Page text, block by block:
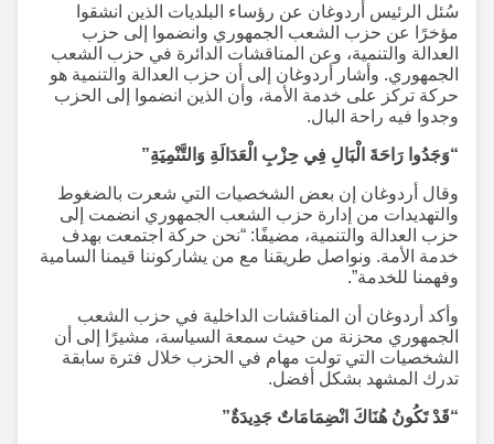
سُئل الرئيس أردوغان عن رؤساء البلديات الذين انشقوا
مؤخرًا عن حزب الشعب الجمهوري وانضموا إلى حزب
العدالة والتنمية، وعن المناقشات الدائرة في حزب الشعب
الجمهوري. وأشار أردوغان إلى أن حزب العدالة والتنمية هو
حركة تركز على خدمة الأمة، وأن الذين انضموا إلى الحزب
وجدوا فيه راحة البال.
“وَجَدُوا رَاحَةَ الْبَالِ فِي حِزْبِ الْعَدَالَةِ وَالتَّنْمِيَةِ”
وقال أردوغان إن بعض الشخصيات التي شعرت بالضغوط
والتهديدات من إدارة حزب الشعب الجمهوري انضمت إلى
حزب العدالة والتنمية، مضيفًا: “نحن حركة اجتمعت بهدف
خدمة الأمة. ونواصل طريقنا مع من يشاركوننا قيمنا السامية
وفهمنا للخدمة”.
وأكد أردوغان أن المناقشات الداخلية في حزب الشعب
الجمهوري محزنة من حيث سمعة السياسة، مشيرًا إلى أن
الشخصيات التي تولت مهام في الحزب خلال فترة سابقة
تدرك المشهد بشكل أفضل.
“قَدْ تَكُونُ هُنَاكَ انْضِمَامَاتٌ جَدِيدَةٌ”